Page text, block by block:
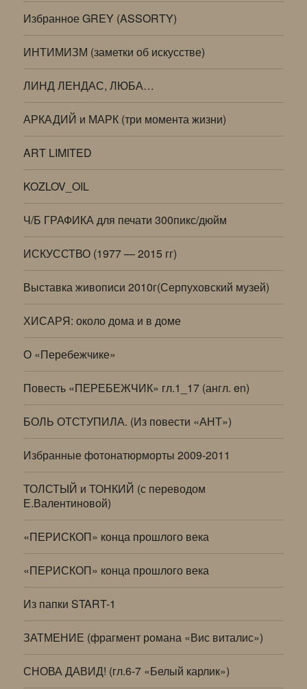
Избранное GREY (ASSORTY)
ИНТИМИЗМ (заметки об искусстве)
ЛИНД ЛЕНДАС, ЛЮБА…
АРКАДИЙ и МАРК (три момента жизни)
ART LIMITED
KOZLOV_OIL
Ч/Б ГРАФИКА для печати 300пикс/дюйм
ИСКУССТВО (1977 — 2015 гг)
Выставка живописи 2010г(Серпуховский музей)
ХИСАРЯ: около дома и в доме
О «Перебежчике»
Повесть «ПЕРЕБЕЖЧИК» гл.1_17 (англ. en)
БОЛЬ ОТСТУПИЛА. (Из повести «АНТ»)
Избранные фотонатюрморты 2009-2011
ТОЛСТЫЙ и ТОНКИЙ (с переводом
Е.Валентиновой)
«ПЕРИСКОП» конца прошлого века
«ПЕРИСКОП» конца прошлого века
Из папки START-1
ЗАТМЕНИЕ (фрагмент романа «Вис виталис»)
СНОВА ДАВИД! (гл.6-7 «Белый карлик»)